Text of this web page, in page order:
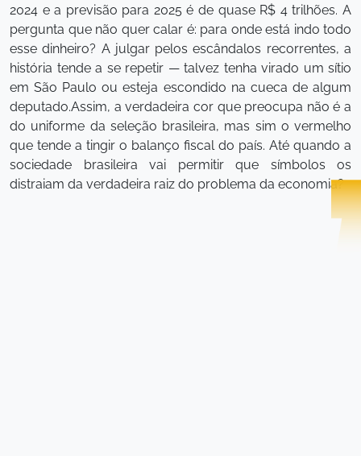
2024 e a previsão para 2025 é de quase R$ 4 trilhões. A
pergunta que não quer calar é: para onde está indo todo
esse dinheiro? A julgar pelos escândalos recorrentes, a
história tende a se repetir — talvez tenha virado um sítio
em São Paulo ou esteja escondido na cueca de algum
deputado.Assim, a verdadeira cor que preocupa não é a
do uniforme da seleção brasileira, mas sim o vermelho
que tende a tingir o balanço fiscal do país. Até quando a
sociedade brasileira vai permitir que símbolos os
distraiam da verdadeira raiz do problema da economia?